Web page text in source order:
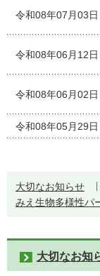
令和08年07月03日
令和08年06月12日
令和08年06月02日
令和08年05月29日
大切なお知らせ
みえ生物多様性パ
大切なお知